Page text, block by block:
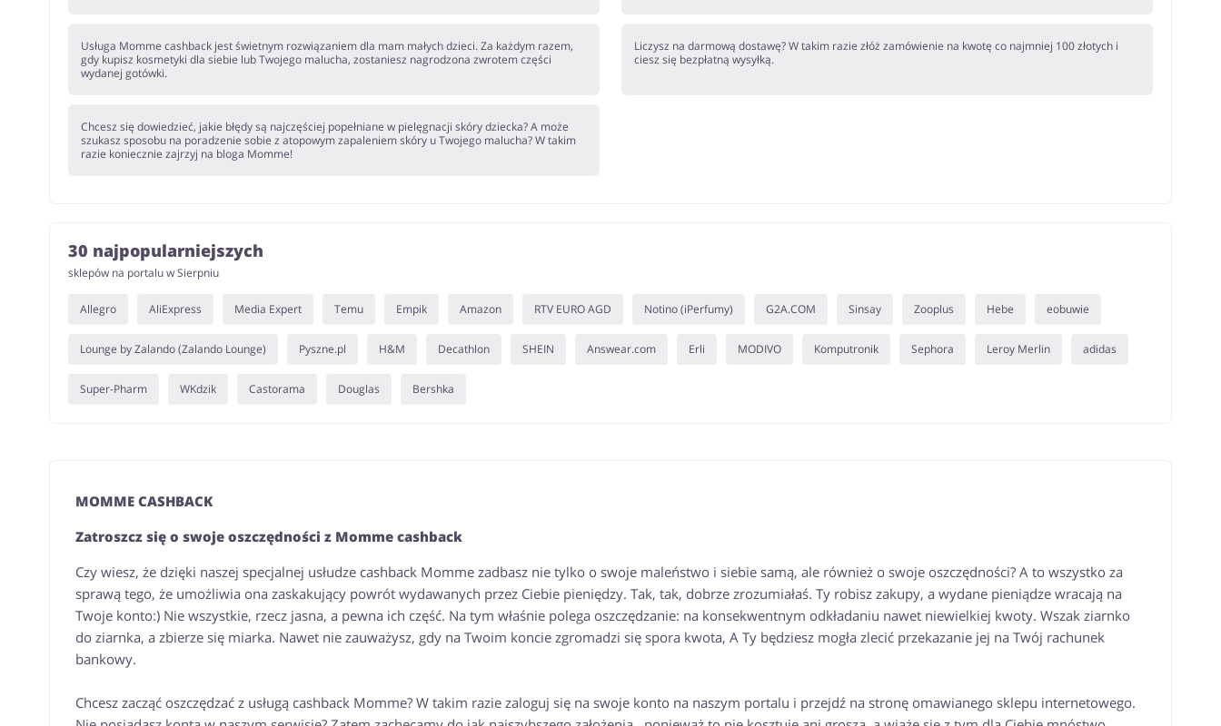
Usługa Momme cashback jest świetnym rozwiązaniem dla mam małych dzieci. Za każdym razem,
gdy kupisz kosmetyki dla siebie lub Twojego malucha, zostaniesz nagrodzona zwrotem części
wydanej gotówki.
Liczysz na darmową dostawę? W takim razie złóż zamówienie na kwotę co najmniej 100 złotych i
ciesz się bezpłatną wysyłką.
Chcesz się dowiedzieć, jakie błędy są najczęściej popełniane w pielęgnacji skóry dziecka? A może
szukasz sposobu na poradzenie sobie z atopowym zapaleniem skóry u Twojego malucha? W takim
razie koniecznie zajrzyj na bloga Momme!
30 najpopularniejszych
sklepów na portalu w Sierpniu
Allegro AliExpress Media Expert Temu Empik Amazon RTV EURO AGD Notino (iPerfumy) G2A.COM Sinsay Zooplus Hebe eobuwie
Lounge by Zalando (Zalando Lounge) Pyszne.pl H&M Decathlon SHEIN Answear.com Erli MODIVO Komputronik Sephora Leroy Merlin adidas
Super-Pharm WKdzik Castorama Douglas Bershka
MOMME CASHBACK
Zatroszcz się o swoje oszczędności z Momme cashback
Czy wiesz, że dzięki naszej specjalnej usłudze cashback Momme zadbasz nie tylko o swoje maleństwo i siebie samą, ale również o swoje oszczędności? A to wszystko za
sprawą tego, że umożliwia ona zaskakujący powrót wydawanych przez Ciebie pieniędzy. Tak, tak, dobrze zrozumiałaś. Ty robisz zakupy, a wydane pieniądze wracają na
Twoje konto:) Nie wszystkie, rzecz jasna, a pewna ich część. Na tym właśnie polega oszczędzanie: na konsekwentnym odkładaniu nawet niewielkiej kwoty. Wszak ziarnko
do ziarnka, a zbierze się miarka. Nawet nie zauważysz, gdy na Twoim koncie zgromadzi się spora kwota, A Ty będziesz mogła zlecić przekazanie jej na Twój rachunek
bankowy.
Chcesz zacząć oszczędzać z usługą cashback Momme? W takim razie zaloguj się na swoje konto na naszym portalu i przejdź na stronę omawianego sklepu internetowego.